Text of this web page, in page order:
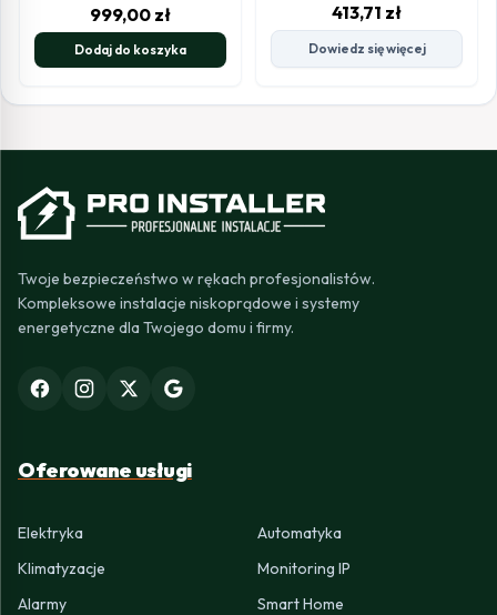
999,00 zł
Dodaj do koszyka
413,71 zł
Dowiedz się więcej
Twoje bezpieczeństwo w rękach profesjonalistów.
Kompleksowe instalacje niskoprądowe i systemy
energetyczne dla Twojego domu i firmy.
Oferowane usługi
Elektryka
Automatyka
Klimatyzacje
Monitoring IP
Alarmy
Smart Home